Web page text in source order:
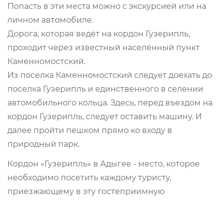
Попасть в эти места можно с экскурсией или на
личном автомобиле.
Дорога, которая ведёт на кордон Гузерипль,
проходит через известный населённый пункт
Каменномостский.
Из поселка Каменномостский следует доехать до
поселка Гузерипль и единственного в селении
автомобильного кольца. Здесь, перед въездом на
кордон Гузерипль, следует оставить машину. И
далее пройти пешком прямо ко входу в
природный парк.
Кордон «Гузерипль» в Адыгее - место, которое
необходимо посетить каждому туристу,
приезжающему в эту гостеприимную